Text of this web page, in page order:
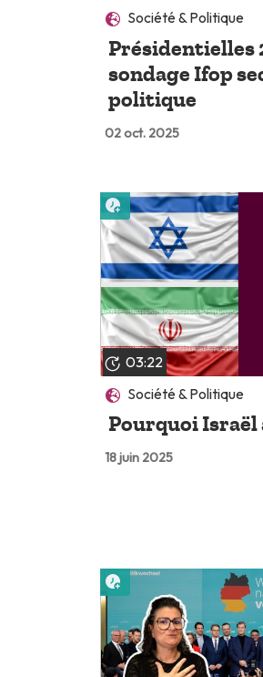
Société & Politique
Présidentielles
sondage Ifop
politique
02 oct. 2025
03:22
Société & Politique
Pourquoi Israël
18 juin 2025
Lire plus tard
Lire plus tard